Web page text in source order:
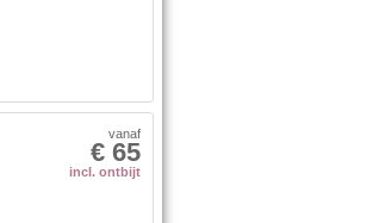
€ 65
vanaf
incl. ontbijt